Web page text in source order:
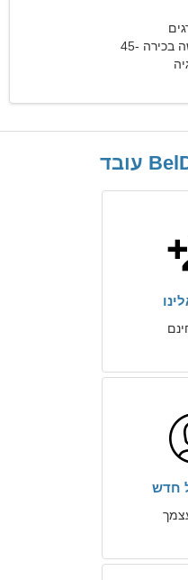
גבר מחפש אישה בכירה 45-
חדש